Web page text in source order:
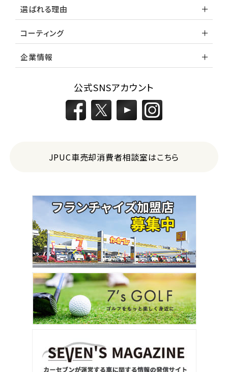
1位
2位
トヨタ
アルファード
3位
ＳＵＶ・クロカン
1位
トヨタ
ヤリスクロス
2位
トヨタ
ハリアー
選ばれる理由
コーティング
企業情報
公式SNSアカウント
JPUC車売却消費者相談室はこちら